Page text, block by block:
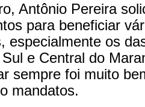
Antônio Pereira
para beneficiar
especialmente os
e Central do
sempre foi muito
mandatos.